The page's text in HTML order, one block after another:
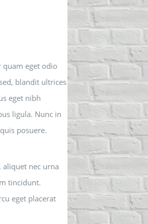
quam eget odio
blandit ultrices
eget nibh
ligula. Nunc in
posuere.
nec urna
tincidunt.
eget placerat